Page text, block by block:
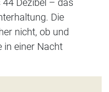
Dezibel – das
Die
nicht, ob und
in einer Nacht